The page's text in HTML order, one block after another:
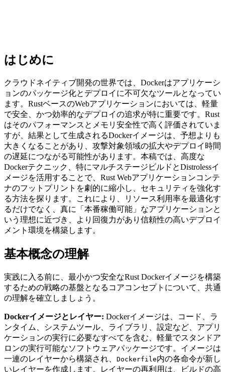
はじめに
クラウドネイティブ開発の世界では、Dockerはアプリケーシ
ョンのパッケージ化とデプロイに不可欠なツールとなってい
ます。RustベースのWebアプリケーションにおいては、軽量
で安全、かつ効率的なデプロイの追求が特に重要です。Rust
はそのパフォーマンスとメモリ安全性で高く評価されていま
すが、結果として生成されるDockerイメージは、予想よりも
大きくなることがあり、攻撃対象領域の拡大やデプロイ時間
の遅延につながる可能性があります。本稿では、高度な
Dockerテクニック、特にマルチステージビルドとDistrolessイ
メージを活用することで、Rust Webアプリケーションコンテ
ナのフットプリントを劇的に縮小し、セキュリティを強化す
る方法を探ります。これにより、リソース利用率を最適化す
るだけでなく、真に「本番稼働可能」なアプリケーションと
いう理想に近づき、より回復力があり信頼性の高いデプロイ
メント環境を構築します。
基本概念の理解
実践に入る前に、最小かつ安全なRust Dockerイメージを構築
するための戦略の基盤となるコアコンセプトについて、共通
の理解を確立しましょう。
Dockerイメージとレイヤー: Dockerイメージは、コード、ラ
ンタイム、システムツール、ライブラリ、設定など、アプリ
ケーションの実行に必要なすべてを含む、軽量でスタンドア
ロンの実行可能なソフトウェアパッケージです。イメージは
一連のレイヤーから構築され、 Dockerfile内の各命令が新し
いレイヤーを作成します。レイヤーの再利用は、ビルドの高